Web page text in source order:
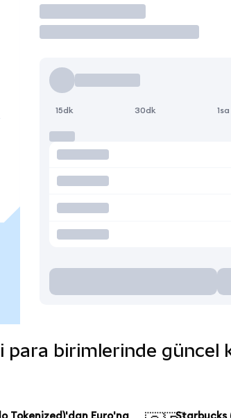
İşlem Yap
15dk 30dk 1sa
para birimlerinde güncel